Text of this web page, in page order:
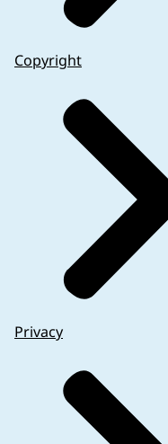
Copyright
Privacy